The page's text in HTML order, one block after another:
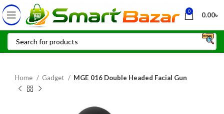
0 0.00৳
Home Gadget MGE 016 Double Headed Facial Gun